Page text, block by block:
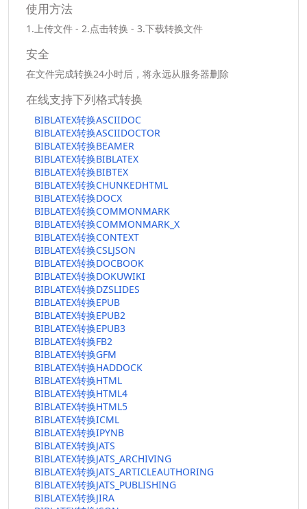
使用方法
1.上传文件 - 2.点击转换 - 3.下载转换文件
安全
在文件完成转换24小时后，将永远从服务器删除
在线支持下列格式转换
BIBLATEX转换ASCIIDOC
BIBLATEX转换ASCIIDOCTOR
BIBLATEX转换BEAMER
BIBLATEX转换BIBLATEX
BIBLATEX转换BIBTEX
BIBLATEX转换CHUNKEDHTML
BIBLATEX转换DOCX
BIBLATEX转换COMMONMARK
BIBLATEX转换COMMONMARK_X
BIBLATEX转换CONTEXT
BIBLATEX转换CSLJSON
BIBLATEX转换DOCBOOK
BIBLATEX转换DOKUWIKI
BIBLATEX转换DZSLIDES
BIBLATEX转换EPUB
BIBLATEX转换EPUB2
BIBLATEX转换EPUB3
BIBLATEX转换FB2
BIBLATEX转换GFM
BIBLATEX转换HADDOCK
BIBLATEX转换HTML
BIBLATEX转换HTML4
BIBLATEX转换HTML5
BIBLATEX转换ICML
BIBLATEX转换IPYNB
BIBLATEX转换JATS
BIBLATEX转换JATS_ARCHIVING
BIBLATEX转换JATS_ARTICLEAUTHORING
BIBLATEX转换JATS_PUBLISHING
BIBLATEX转换JIRA